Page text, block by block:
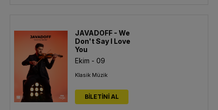
JAVADOFF - We
Don't Say I Love
You
Ekim - 09
Klasik Müzik
BİLETİNİ AL